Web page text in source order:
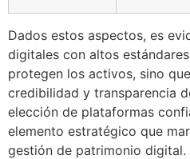
Dados estos aspectos, es
digitales con altos
protegen los activos, sino
credibilidad y transparencia
elección de plataformas
elemento estratégico que
gestión de patrimonio digital.